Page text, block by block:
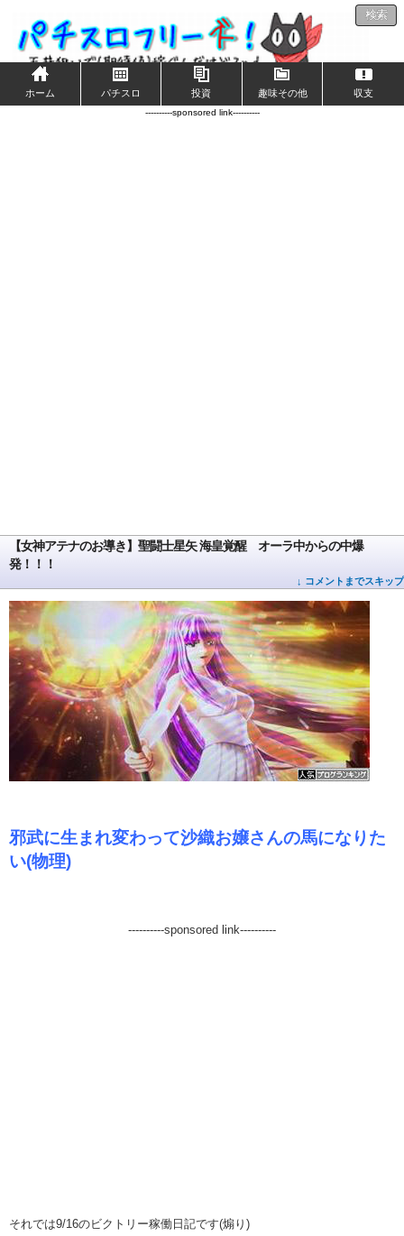
検索
ホーム パチスロ 投資 趣味その他 収支
----------sponsored link----------
【女神アテナのお導き】聖闘士星矢 海皇覚醒 オーラ中からの中爆
発！！！
↓ コメントまでスキップ
邪武に生まれ変わって沙織お嬢さんの馬になりた
い(物理)
----------sponsored link----------
それでは9/16のビクトリー稼働日記です(煽り)